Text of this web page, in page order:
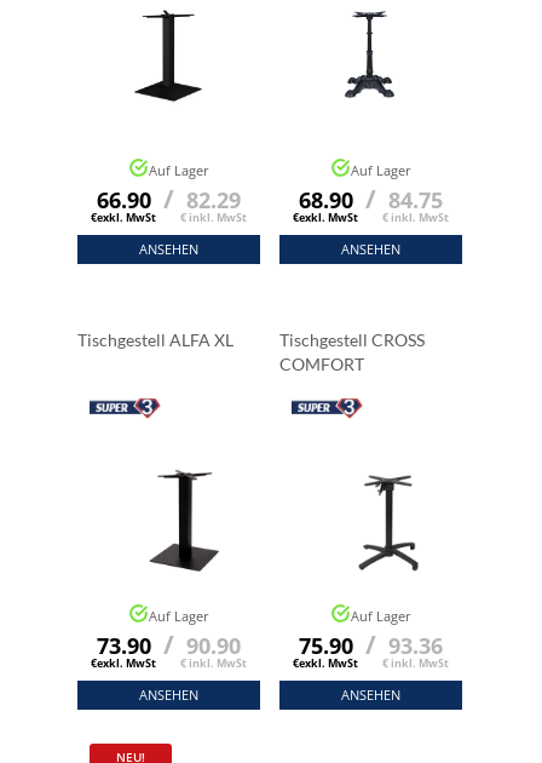
Auf Lager
66.90
€exkl. MwSt
/ 82.29
€ inkl. MwSt
ANSEHEN
Auf Lager
68.90
€exkl. MwSt
/ 84.75
€ inkl. MwSt
ANSEHEN
Tischgestell ALFA XL
Auf Lager
73.90
€exkl. MwSt
/ 90.90
€ inkl. MwSt
ANSEHEN
Tischgestell CROSS
COMFORT
Auf Lager
75.90
€exkl. MwSt
/ 93.36
€ inkl. MwSt
ANSEHEN
NEU!